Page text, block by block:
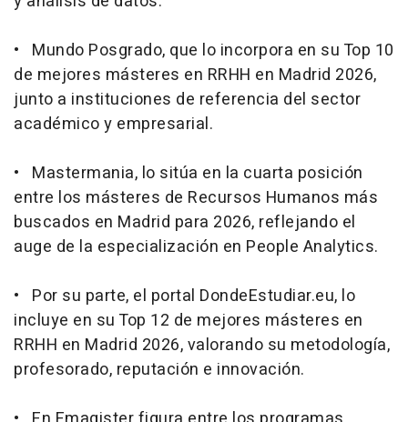
• Mundo Posgrado, que lo incorpora en su Top 10
de mejores másteres en RRHH en Madrid 2026,
junto a instituciones de referencia del sector
académico y empresarial.
• Mastermania, lo sitúa en la cuarta posición
entre los másteres de Recursos Humanos más
buscados en Madrid para 2026, reflejando el
auge de la especialización en People Analytics.
• Por su parte, el portal DondeEstudiar.eu, lo
incluye en su Top 12 de mejores másteres en
RRHH en Madrid 2026, valorando su metodología,
profesorado, reputación e innovación.